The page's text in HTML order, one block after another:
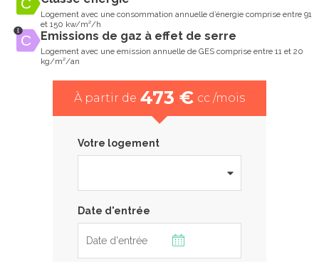
Logement avec une consommation annuelle d’énergie comprise entre 91
et 150 kw/m²/h
Emissions de gaz à effet de serre
Logement avec une emission annuelle de GES comprise entre 11 et 20
kg/m²/an
À partir de 473 € cc /mois
Votre logement
Date d'entrée